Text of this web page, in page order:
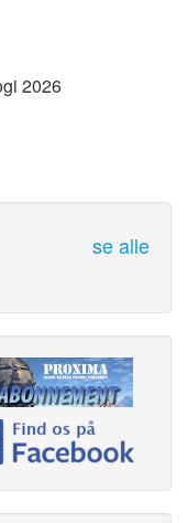
2026
se alle